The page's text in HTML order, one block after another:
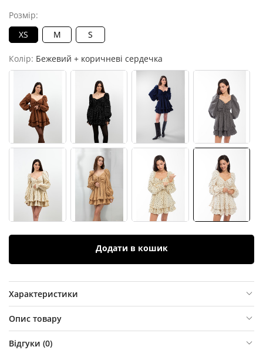
Розмір:
XS
M S
Колір: Бежевий + коричневі сердечка
Додати в кошик
Характеристики
Опис товару
Відгуки (0)